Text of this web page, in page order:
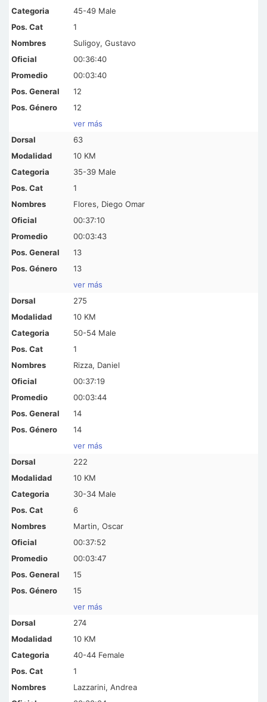
45-49 Male
1
Suligoy, Gustavo
00:36:40
00:03:40
12
12
ver más
63
10 KM
35-39 Male
1
Flores, Diego Omar
00:37:10
00:03:43
13
13
ver más
275
10 KM
50-54 Male
1
Rizza, Daniel
00:37:19
00:03:44
14
14
ver más
222
10 KM
30-34 Male
6
Martin, Oscar
00:37:52
00:03:47
15
15
ver más
274
10 KM
40-44 Female
1
Lazzarini, Andrea